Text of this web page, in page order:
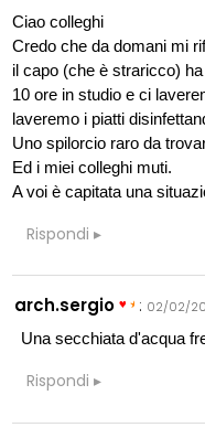
Ciao colleghi
Credo che da domani mi
il capo (che è straricco)
10 ore in studio e ci
laveremo i piatti
Uno spilorcio raro da
Ed i miei colleghi muti.
A voi è capitata una
Rispondi
arch.sergio : 02/02/
Una secchiata d'acqua
Rispondi